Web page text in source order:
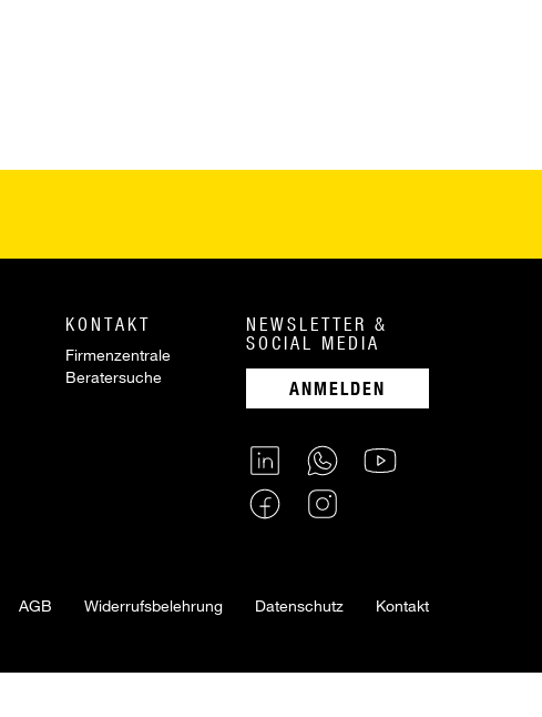
KONTAKT
Firmenzentrale
Beratersuche
NEWSLETTER &
SOCIAL MEDIA
ANMELDEN
AGB Widerrufsbelehrung Datenschutz Kontakt